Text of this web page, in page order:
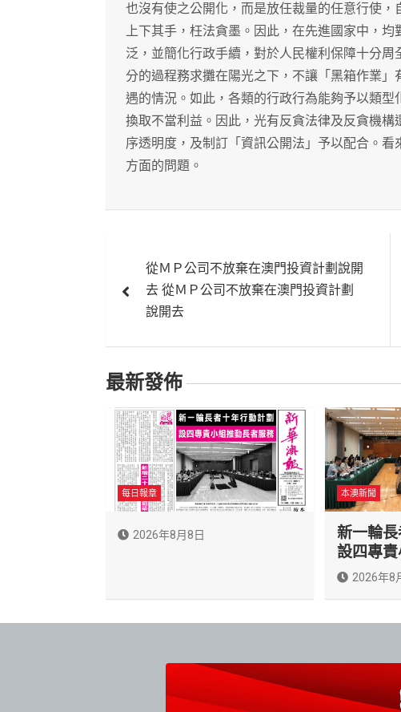
也沒有使之公開化，而是放任裁量的任意行使
上下其手，枉法貪墨。因此，在先進國家中，
泛，並簡化行政手續，對於人民權利保障十分
分的過程務求攤在陽光之下，不讓「黑箱作業
遇的情況。如此，各類的行政行為能夠予以類
換取不當利益。因此，光有反貪法律及反貪機
序透明度，及制訂「資訊公開法」予以配合。
方面的問題。
章
覽
從ＭＰ公司不放棄在澳門投資計劃說開
去 從ＭＰ公司不放棄在澳門投資計劃
說開去
最新發佈
每日報章
2026年8月8日
本澳新聞
新一輪
設四專
2026年8